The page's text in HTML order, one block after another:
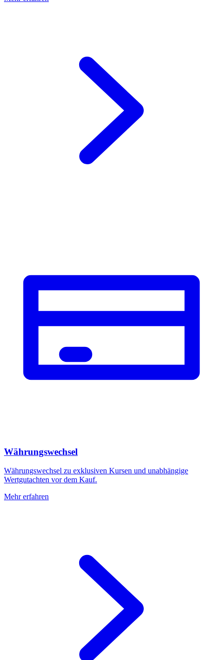
Währungswechsel
Währungswechsel zu exklusiven Kursen und unabhängige
Wertgutachten vor dem Kauf.
Mehr erfahren